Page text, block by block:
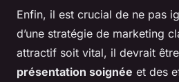
Enfin, il est crucial de ne pas
d’une stratégie de marketing
attractif soit vital, il devrait
présentation soignée et des